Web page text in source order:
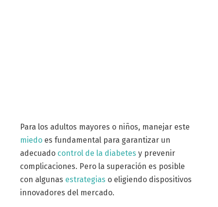
Para los adultos mayores o niños, manejar este
miedoes fundamental para garantizar un
adecuado control de la diabetes y prevenir
complicaciones. Pero la superación es posible
con algunas estrategias o eligiendo dispositivos
innovadores del mercado.